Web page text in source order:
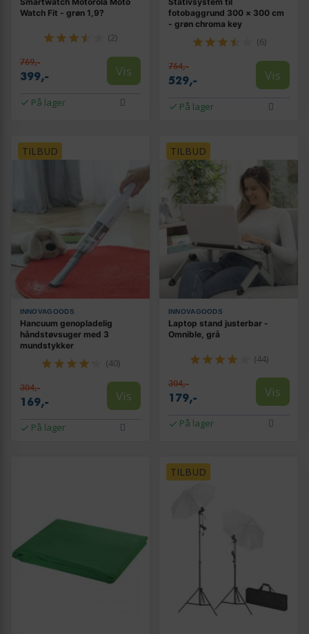
Watch Fit - grøn 1,9?
(2)
769,-
399,- Vis
På lager
fotobaggrund 300 × 300 cm
- grøn chroma key
(6)
764,-
529,- Vis
På lager
TILBUD
INNOVAGOODS
Hancuum genopladelig
håndstøvsuger med 3
mundstykker
(40)
304,-
169,- Vis
På lager
TILBUD
INNOVAGOODS
Laptop stand justerbar -
Omnible, grå
(44)
304,-
179,- Vis
På lager
TILBUD